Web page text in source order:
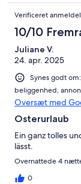
ein eigenes Bad
Vermieterfamilie
Lausche, ist
Bauden zum
das Ferienhaus
einmal
Verificeret
10/10
Juliane V.
24. apr. 2025
Synes godt
beliggenhed,
Oversæt med
Osterurlaub
Ein ganz tolles
lässt.
Overnattede 4
0